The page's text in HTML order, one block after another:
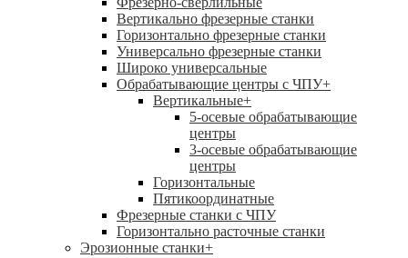
Вертикально фрезерные станки
Горизонтально фрезерные станки
Универсально фрезерные станки
Широко универсальные
Обрабатывающие центры с ЧПУ+
Вертикальные+
5-осевые обрабатывающие
центры
3-осевые обрабатывающие
центры
Горизонтальные
Пятикоординатные
Фрезерные станки с ЧПУ
Горизонтально расточные станки
Эрозионные станки+